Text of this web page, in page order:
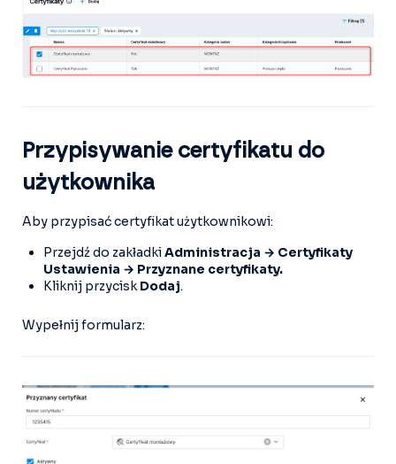
Przypisywanie certyfikatu do
użytkownika
Aby przypisać certyfikat użytkownikowi:
Przejdź do zakładkiAdministracja → Certyfikaty
Ustawienia → Przyznane certyfikaty.
Kliknij przyciskDodaj.
Wypełnij formularz: